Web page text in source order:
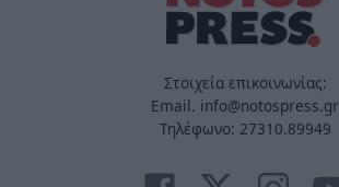
Στοιχεία επικοινωνίας:
Email. info@notospress.gr
Τηλέφωνο: 27310.89949